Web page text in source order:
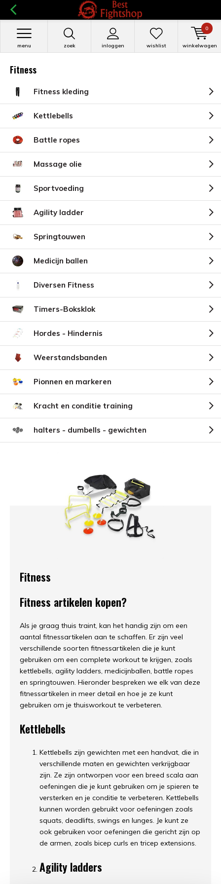
zoek inloggen
menu wishlist winkelwagen
0
Fitness
Fitness kleding
Kettlebells
Battle ropes
Massage olie
Sportvoeding
Agility ladder
Springtouwen
Medicijn ballen
Diversen Fitness
Timers-Boksklok
Hordes - Hindernis
Weerstandsbanden
Pionnen en markeren
Kracht en conditie training
halters - dumbells - gewichten
Fitness
Fitness artikelen kopen?
Als je graag thuis traint, kan het handig zijn om een
aantal fitnessartikelen aan te schaffen. Er zijn veel
verschillende soorten fitnessartikelen die je kunt
gebruiken om een complete workout te krijgen, zoals
kettlebells, agility ladders, medicijnballen, battle ropes
en springtouwen. Hieronder bespreken we elk van deze
fitnessartikelen in meer detail en hoe je ze kunt
gebruiken om je thuisworkout te verbeteren.
Kettlebells
Kettlebells zijn gewichten met een handvat, die in
verschillende maten en gewichten verkrijgbaar
zijn. Ze zijn ontworpen voor een breed scala aan
oefeningen die je kunt gebruiken om je spieren te
versterken en je conditie te verbeteren. Kettlebells
kunnen worden gebruikt voor oefeningen zoals
squats, deadlifts, swings en lunges. Je kunt ze
ook gebruiken voor oefeningen die gericht zijn op
de armen, zoals bicep curls en tricep extensions.
Agility ladders